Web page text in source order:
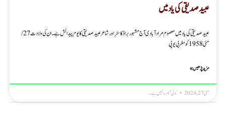
عبید صدیقی کی یادمیں
عبید صدیقی کی یادمیں معصوم مرادآبادی آج مشہور براڈ کاسٹر اور شاعر عبید صدیقی کا یوم پیدائش ہے۔ ان کی ولادت 27/
مئی1958 کو مغربی یوپی
مزید پڑھیں »
مئی 27, 2024 کوئی تبصرہ نہیں ہے۔